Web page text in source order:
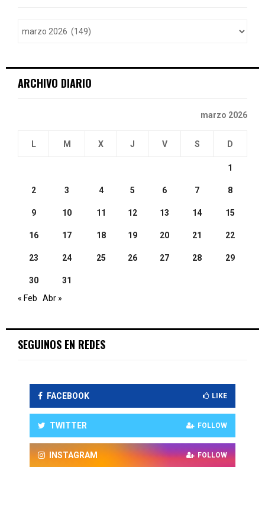
ARCHIVO DIARIO
marzo 2026
L M X J V S D
1
2 3 4 5 6 7 8
9 10 11 12 13 14 15
16 17 18 19 20 21 22
23 24 25 26 27 28 29
30
31
« Feb
Abr »
SEGUINOS EN REDES
FACEBOOK LIKE
TWITTER FOLLOW
INSTAGRAM FOLLOW